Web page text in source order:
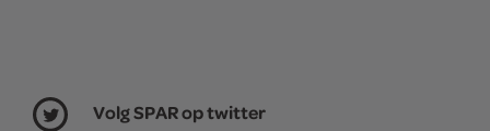
Volg SPAR op twitter